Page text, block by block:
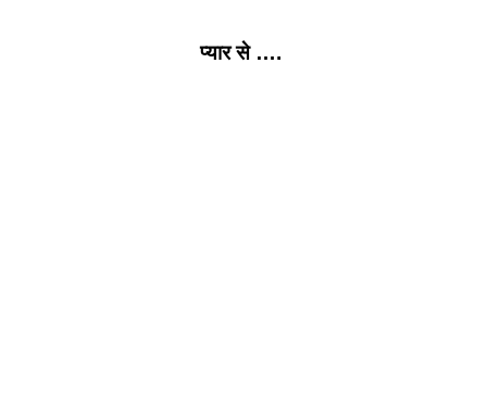
प्यार से ….